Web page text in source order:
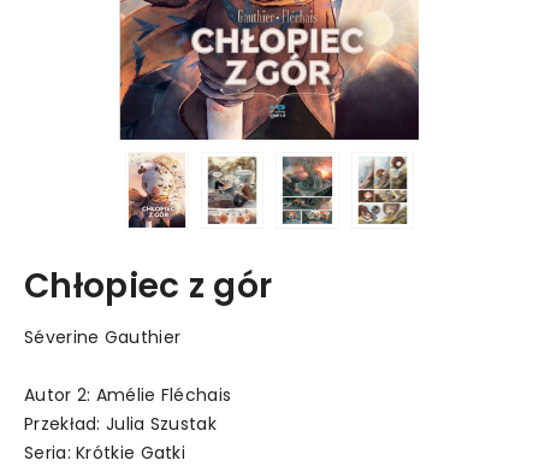
Chłopiec z gór
Séverine Gauthier
Autor 2: Amélie Fléchais
Przekład: Julia Szustak
Seria: Krótkie Gatki